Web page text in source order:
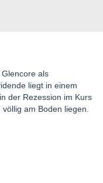
als
liegt in einem
der Rezession im Kurs
am Boden liegen.